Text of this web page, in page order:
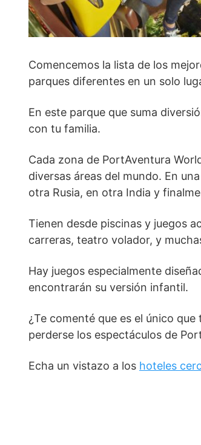
Comencemos la lista de los
parques diferentes en un solo
En este parque que suma
con tu familia.
Cada zona de PortAventura
diversas áreas del mundo. En
otra Rusia, en otra India y
Tienen desde piscinas y juegos
carreras, teatro volador, y
Hay juegos especialmente
encontrarán su versión infantil.
¿Te comenté que es el único
perderse los espectáculos de
Echa un vistazo a los hoteles